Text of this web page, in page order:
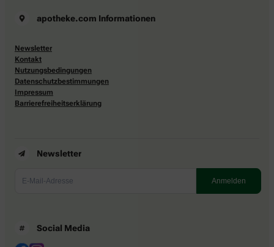
apotheke.com Informationen
Newsletter
Kontakt
Nutzungsbedingungen
Datenschutzbestimmungen
Impressum
Barrierefreiheitserklärung
Newsletter
Social Media